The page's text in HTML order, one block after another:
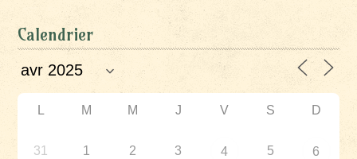
Calendrier
L M M J V S D
31 1 2 3 4 5 6